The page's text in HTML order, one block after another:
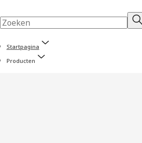
Startpagina
Producten